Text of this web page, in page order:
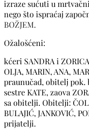
izraze sućuti u
nego što ispraćaj
BOŽJEM.
Ožalošćeni:
kćeri SANDRA i
OLJA, MARIN, ANA,
praunučad, obitelj pok.
sestre KATE, zaova
sa obitelji. Obitelji:
BULAJIĆ, JANKOVIĆ,
prijatelji.